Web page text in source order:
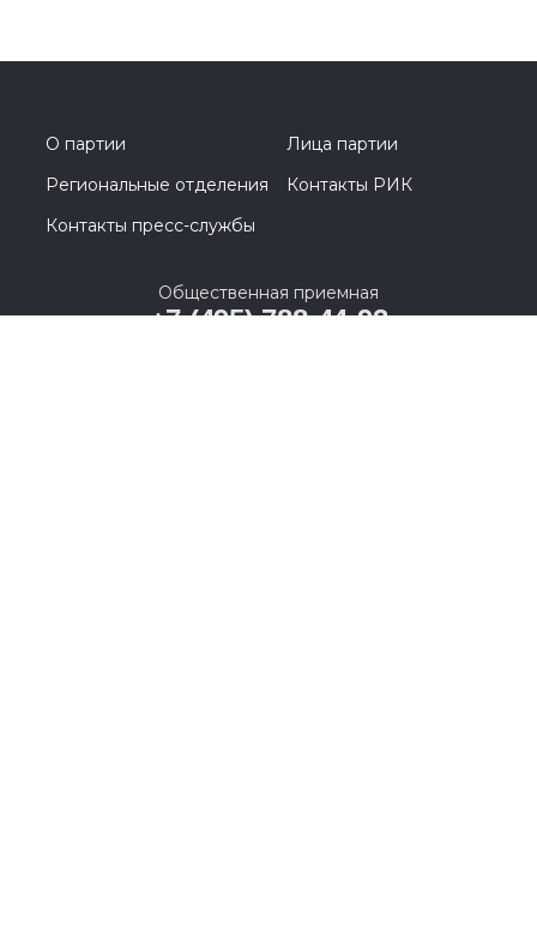
О партии
Лица партии
Региональные отделения
Контакты РИК
Контакты пресс-службы
Общественная приемная
+7 (495) 788-44-93